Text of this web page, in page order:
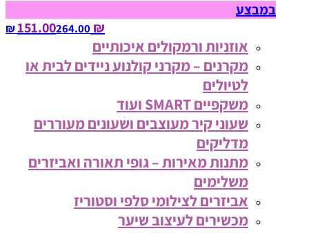
במבצע
₪ 151.00
264.00‏ ₪
אוזניות ורמקולים איכותיים
מקרנים – מקרני קולנוע ניידים לבית או
לטיולים
משקפיים SMART ועוד
שעוני קיר מעוצבים ושעונים מעוררים
מדליקים
מתנות מאירות – גופי תאורה ואביזרים
משלימים
אביזרים לצילומי סלפי וסטוריז
מכשירים לעיצוב שיער